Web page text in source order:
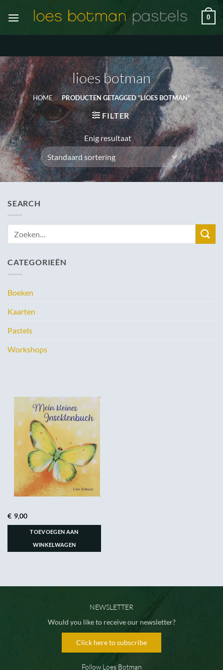
naar
0
lioes botman
HOME / PRODUCTEN GETAGGED “LIOES BOTMAN”
FILTER
Enig resultaat
SEARCH
CATEGORIEËN
Boeken
Kaarten
Pastels
Workshops
€ 9,00
TOEVOEGEN AAN
WINKELWAGEN
NEWSLETTER
Would you like to receive our newsletter?
Click here to subscribe
Follow Loes Botman